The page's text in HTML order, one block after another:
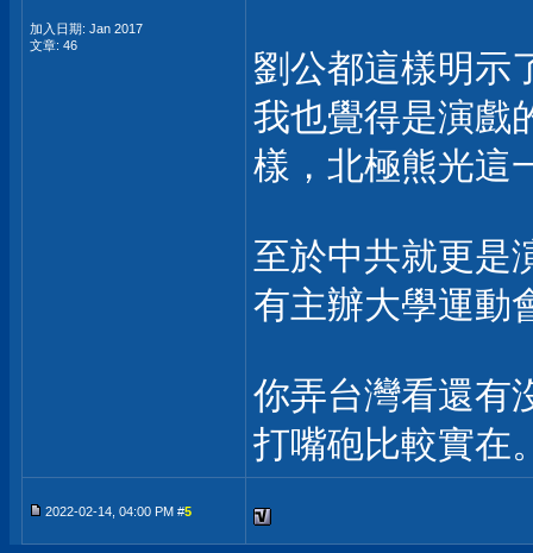
加入日期: Jan 2017
文章: 46
劉公都這樣明示
我也覺得是演戲
樣，北極熊光這
至於中共就更是
有主辦大學運動
你弄台灣看還有
打嘴砲比較實在
2022-02-14, 04:00 PM #5